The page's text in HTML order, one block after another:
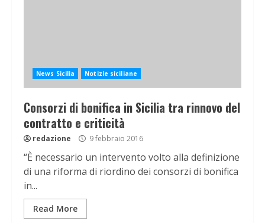
News Sicilia Notizie siciliane
Consorzi di bonifica in Sicilia tra rinnovo del
contratto e criticità
redazione 9 febbraio 2016
“È necessario un intervento volto alla definizione
di una riforma di riordino dei consorzi di bonifica
in...
Read More